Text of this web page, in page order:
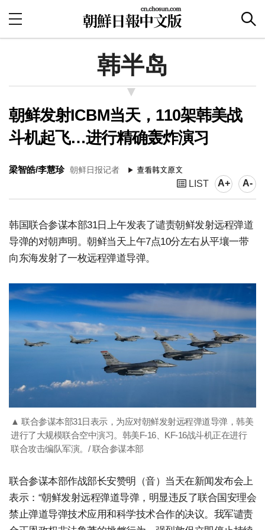
韩半岛
朝鲜发射ICBM当天，110架韩美战
斗机起飞…进行精确轰炸演习
梁智皓/李慧珍 朝鲜日报记者
LIST A+ A-
韩国联合参谋本部31日上午发表了谴责朝鲜发射远程弹道
导弹的对朝声明。朝鲜当天上午7点10分左右从平壤一带
向东海发射了一枚远程弹道导弹。
▲ 联合参谋本部31日表示，为应对朝鲜发射远程弹道导弹，韩美
进行了大规模联合空中演习。韩美F-16、KF-16战斗机正在进行
联合攻击编队军演。/ 联合参谋本部
联合参谋本部作战部长安赞明（音）当天在新闻发布会上
表示：“朝鲜发射远程弹道导弹，明显违反了联合国安理会
禁止弹道导弹技术应用和科学技术合作的决议。我军谴责